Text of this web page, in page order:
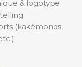
& logotype
(kakémonos,